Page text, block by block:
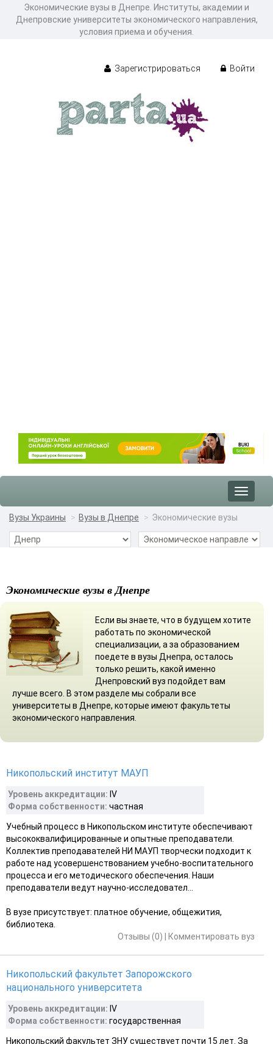
Экономические вузы в Днепре. Институты, академии и
Днепровские университеты экономического направления,
условия приема и обучения.
Зарегистрироваться Войти
Toggle
Вузы Украины
Вузы в Днепре Экономические вузы
Экономические вузы в Днепре
Если вы знаете, что в будущем хотите
работать по экономической
специализации, а за образованием
поедете в вузы Днепра, осталось
только решить, какой именно
Днепровский вуз подойдет вам
лучше всего. В этом разделе мы собрали все
университеты в Днепре, которые имеют факультеты
экономического направления.
Никопольский институт МАУП
Уровень аккредитации: ІV
Форма собственности: частная
Учебный процесс в Никопольском институте обеспечивают
высококвалифицированные и опытные преподаватели.
Коллектив преподавателей НИ МАУП творчески подходит к
работе над усовершенствованием учебно-воспитательного
процесса и его методического обеспечения. Наши
преподаватели ведут научно-исследовател...
В вузе присутствует: платное обучение, общежития,
библиотека.
Отзывы (0)
Комментировать вуз
Никопольский факультет Запорожского
национального университета
Уровень аккредитации: IV
Форма собственности: государственная
Никопольский факультет ЗНУ существует почти 15 лет. За